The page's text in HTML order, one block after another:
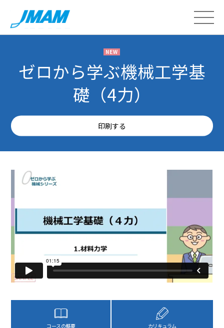
NEW
ゼロから学ぶ機械工学基
礎（4力）
印刷する
コースの概要 カリキュラム